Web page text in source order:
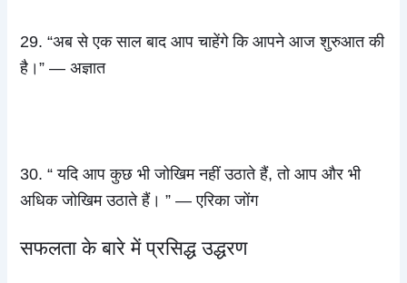
29. “अब से एक साल बाद आप चाहेंगे कि आपने आज शुरुआत की
है।” — अज्ञात
30. “ यदि आप कुछ भी जोखिम नहीं उठाते हैं, तो आप और भी
अधिक जोखिम उठाते हैं। ” — एरिका जोंग
सफलता के बारे में प्रसिद्ध उद्धरण